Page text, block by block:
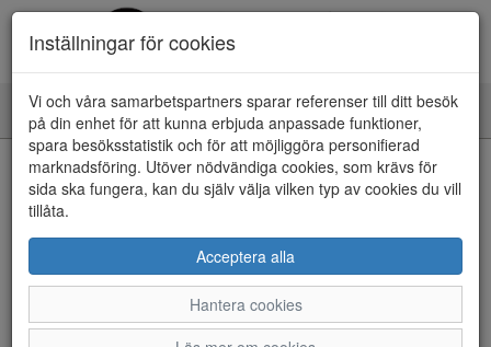
Toggle
navigation
HEM
Inställningar för cookies
Vi och våra samarbetspartners sparar referenser till ditt besök
på din enhet för att kunna erbjuda anpassade funktioner,
spara besöksstatistik och för att möjliggöra personifierad
marknadsföring. Utöver nödvändiga cookies, som krävs för
sida ska fungera, kan du själv välja vilken typ av cookies du vill
tillåta.
Acceptera alla
Hantera cookies